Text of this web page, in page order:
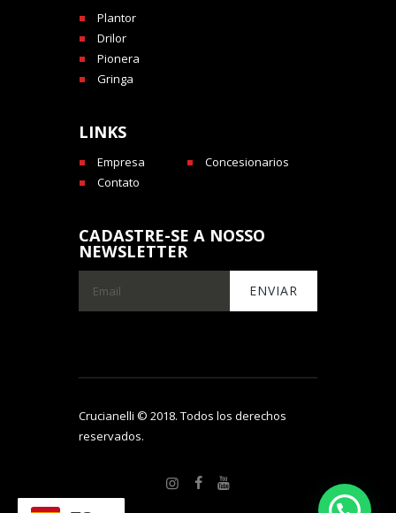
Plantor
Drilor
Pionera
Gringa
LINKS
Empresa
Concesionarios
Contato
CADASTRE-SE A NOSSO
NEWSLETTER
Crucianelli © 2018. Todos los derechos
reservados.